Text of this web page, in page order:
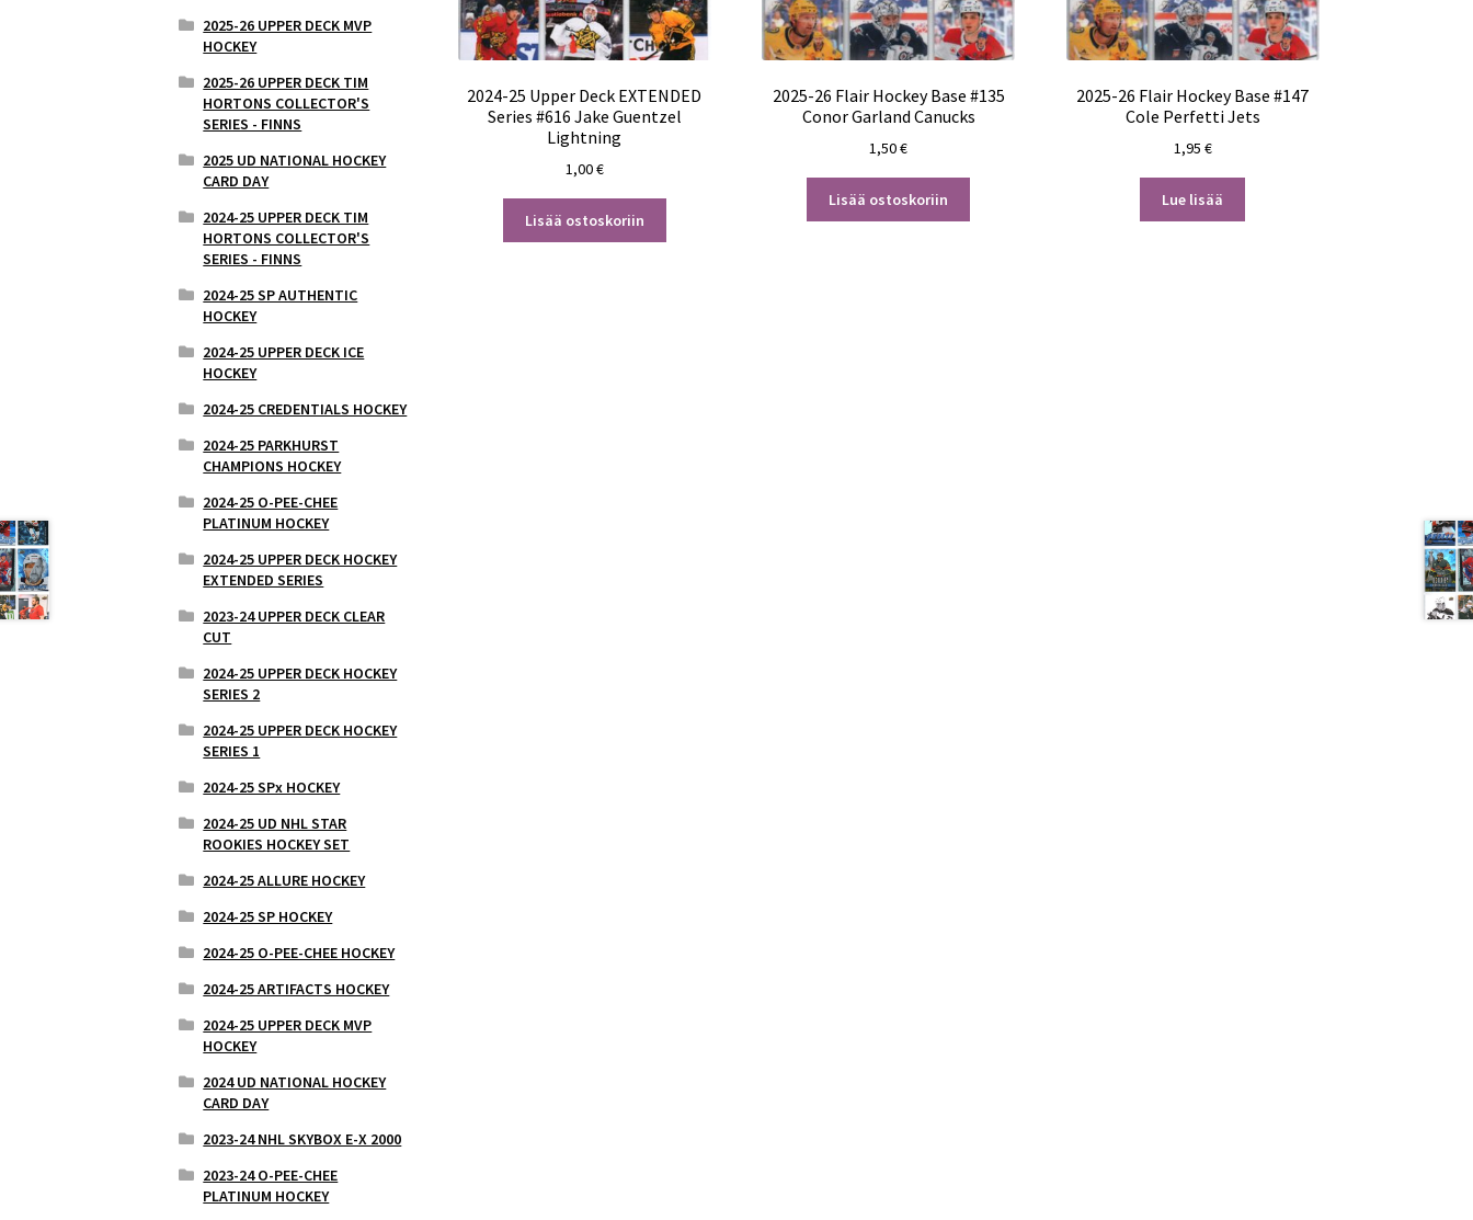
2024-25 Upper Deck EXTENDED
Series #616 Jake Guentzel
Lightning
1,00€
Lisää ostoskoriin
2025-26 Flair Hockey Base #135
Conor Garland Canucks
1,50€
Lisää ostoskoriin
2025-26 Flair Hockey Base #147
Cole Perfetti Jets
1,95 €
Lue lisää
2025-26 UPPER DECK MVP
HOCKEY
2025-26 UPPER DECK TIM
HORTONS COLLECTOR'S
SERIES - FINNS
2025 UD NATIONAL HOCKEY
CARD DAY
2024-25 UPPER DECK TIM
HORTONS COLLECTOR'S
SERIES - FINNS
2024-25 SP AUTHENTIC
HOCKEY
2024-25 UPPER DECK ICE
HOCKEY
2024-25 CREDENTIALS HOCKEY
2024-25 PARKHURST
CHAMPIONS HOCKEY
2024-25 O-PEE-CHEE
PLATINUM HOCKEY
2024-25 UPPER DECK HOCKEY
EXTENDED SERIES
2023-24 UPPER DECK CLEAR
CUT
2024-25 UPPER DECK HOCKEY
SERIES 2
2024-25 UPPER DECK HOCKEY
SERIES 1
2024-25 SPx HOCKEY
2024-25 UD NHL STAR
ROOKIES HOCKEY SET
2024-25 ALLURE HOCKEY
2024-25 SP HOCKEY
2024-25 O-PEE-CHEE HOCKEY
2024-25 ARTIFACTS HOCKEY
2024-25 UPPER DECK MVP
HOCKEY
2024 UD NATIONAL HOCKEY
CARD DAY
2023-24 NHL SKYBOX E-X 2000
2023-24 O-PEE-CHEE
PLATINUM HOCKEY